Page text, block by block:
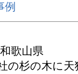
例
歌山県
の杉の木に